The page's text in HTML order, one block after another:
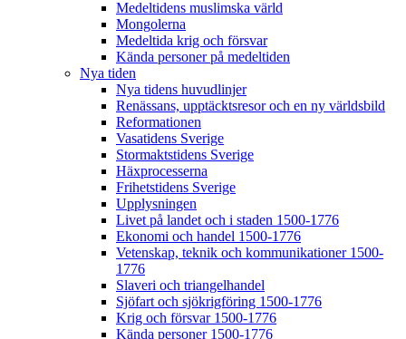
Medeltidens muslimska värld
Mongolerna
Medeltida krig och försvar
Kända personer på medeltiden
Nya tiden
Nya tidens huvudlinjer
Renässans, upptäcktsresor och en ny världsbild
Reformationen
Vasatidens Sverige
Stormaktstidens Sverige
Häxprocesserna
Frihetstidens Sverige
Upplysningen
Livet på landet och i staden 1500-1776
Ekonomi och handel 1500-1776
Vetenskap, teknik och kommunikationer 1500-
1776
Slaveri och triangelhandel
Sjöfart och sjökrigföring 1500-1776
Krig och försvar 1500-1776
Kända personer 1500-1776